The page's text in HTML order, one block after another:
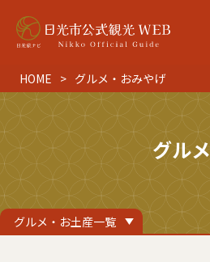
HOME グルメ・おみやげ
グルメ
グルメ・お土産一覧